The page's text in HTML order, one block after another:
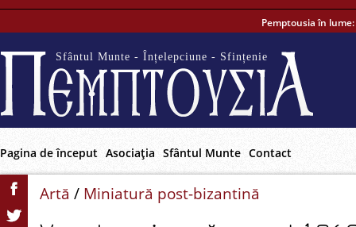
Pemptousia în lume:
Sfântul Munte - Înțelepciune - Sfințenie
Pagina de început Asociaţia Sfântul Munte Contact
Artă / Miniatură post-bizantină